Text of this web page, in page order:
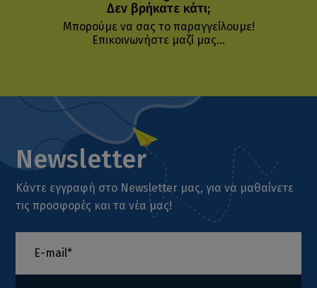
Δεν βρήκατε κάτι;
Μπορούμε να σας το παραγγείλουμε!
Επικοινωνήστε μαζί μας...
Newsletter
Κάντε εγγραφή στο Newsletter μας, για να μαθαίνετε
τις προσφορές και τα νέα μας!